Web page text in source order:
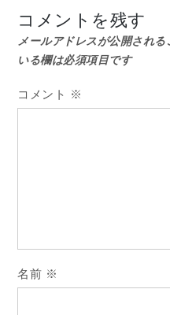
ナ
ビ
ゲ
ン
コメントを残す
メールアドレスが公開される
いる欄は必須項目です
コメント ※
名前 ※